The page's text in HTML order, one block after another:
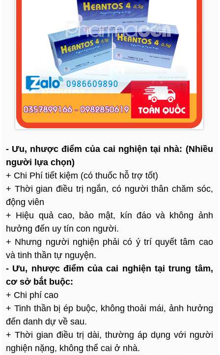
- Ưu, nhược điểm của cai nghiện tại nhà: (Nhiều
người lựa chọn)
+ Chi Phí tiết kiệm (có thuốc hỗ trợ tốt)
+ Thời gian điều trị ngắn, có người thân chăm sóc,
động viên
+ Hiệu quả cao, bảo mật, kín đáo và không ảnh
hưởng đến uy tín con người.
+ Nhưng người nghiện phải có ý trí quyết tâm cao
và tinh thần tự nguyện.
- Ưu, nhược điểm của cai nghiện tại trung tâm,
cơ sở bắt buộc:
+ Chi phí cao
+ Tinh thần bị ép buộc, không thoải mái, ảnh hưởng
đến danh dự về sau.
+ Thời gian điều trị dài, thường áp dụng với người
nghiện nặng, không thể cai ở nhà.